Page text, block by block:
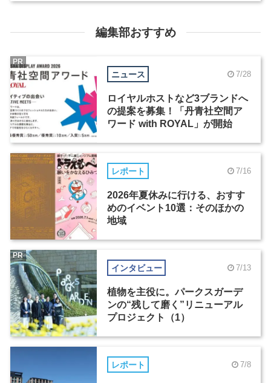
編集部おすすめ
ニュース 7/28
ロイヤルホストなど3ブランドへ
の提案を募集！「丹青社空間ア
ワード with ROYAL」が開始
PR
レポート 7/16
2026年夏休みに行ける、おすす
めのイベント10選：そのほかの
地域
インタビュー 7/13
植物を主役に。パークスガーデ
ンの“残して磨く”リニューアル
プロジェクト（1）
PR
レポート 7/8